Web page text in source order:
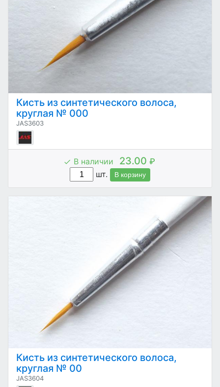
Кисть из синтетического волоса,
круглая № 000
JAS3603
В наличии 23.00 ₽
шт.
В корзину
Кисть из синтетического волоса,
круглая № 00
JAS3604